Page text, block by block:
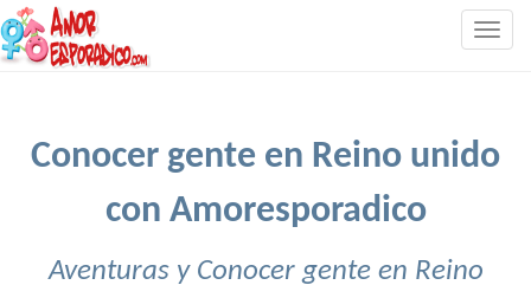
Conocer gente en Reino unido
con Amoresporadico
Aventuras y Conocer gente en Reino